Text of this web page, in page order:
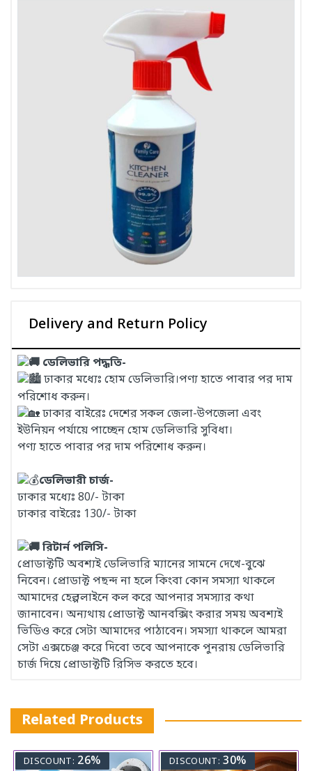
Delivery and Return Policy
ডেলিভারি পদ্ধতি-
ঢাকার মধ্যেঃ হোম ডেলিভারি।পণ্য হাতে পাবার পর দাম
পরিশোধ করুন।
ঢাকার বাইরেঃ দেশের সকল জেলা-উপজেলা এবং
ইউনিয়ন পর্যায়ে পাচ্ছেন হোম ডেলিভারি সুবিধা।
পণ্য হাতে পাবার পর দাম পরিশোধ করুন।
ডেলিভারী চার্জ-
ঢাকার মধ্যেঃ 80/- টাকা
ঢাকার বাইরেঃ 130/- টাকা
রিটার্ন পলিসি-
প্রোডাক্টটি অবশ্যই ডেলিভারি ম্যানের সামনে দেখে-বুঝে
নিবেন। প্রোডাক্ট পছন্দ না হলে কিংবা কোন সমস্যা থাকলে
আমাদের হেল্পলাইনে কল করে আপনার সমস্যার কথা
জানাবেন। অন্যথায় প্রোডাক্ট আনবক্সিং করার সময় অবশ্যই
ভিডিও করে সেটা আমাদের পাঠাবেন। সমস্যা থাকলে আমরা
সেটা এক্সচেঞ্জ করে দিবো তবে আপনাকে পুনরায় ডেলিভারি
চার্জ দিয়ে প্রোডাক্টটি রিসিভ করতে হবে।
Related Products
DISCOUNT: 26% DISCOUNT: 30%